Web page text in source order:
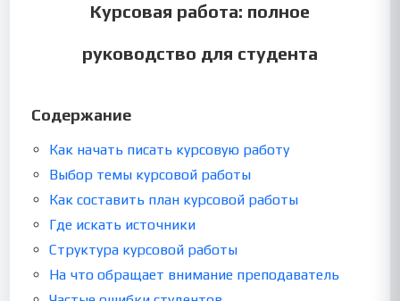
Курсовая работа: полное
руководство для студента
Содержание
Как начать писать курсовую работу
Выбор темы курсовой работы
Как составить план курсовой работы
Где искать источники
Структура курсовой работы
На что обращает внимание преподаватель